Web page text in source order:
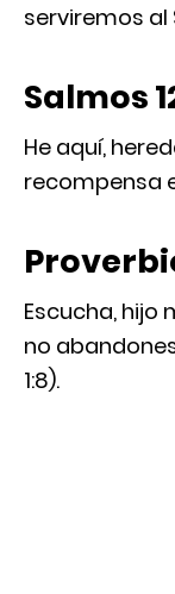
serviremos al
Salmos
He aquí,
recompensa
Escucha, hijo
no
1:8).